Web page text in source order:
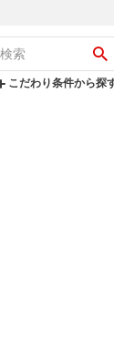
こだわり条件から探